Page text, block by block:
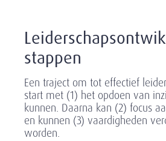
stappen
Een traject om tot effectief
start met (1) het opdoen van
kunnen. Daarna kan (2) focus
en kunnen (3) vaardigheden
worden.